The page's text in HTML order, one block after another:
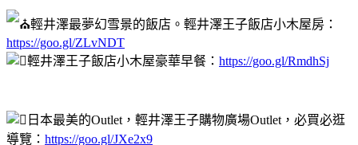
輕井澤最夢幻雪景的飯店。輕井澤王子飯店小木屋房：
https://goo.gl/ZLvNDT
輕井澤王子飯店小木屋豪華早餐： https://goo.gl/RmdhSj
日本最美的Outlet，輕井澤王子購物廣場Outlet，必買必逛
導覽： https://goo.gl/JXe2x9